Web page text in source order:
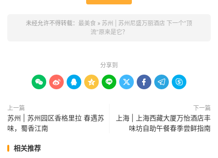
未经允许不得转载： 最美食 » 苏州 | 苏州尼盛万丽酒店 下一个“顶
流”原来是它？
分享到
        
上一篇
苏州 | 苏州园区香格里拉 春遇苏
味，蜀香江南
下一篇
上海 | 上海西藏大厦万怡酒店丰
味坊自助午餐春季尝鲜指南
相关推荐